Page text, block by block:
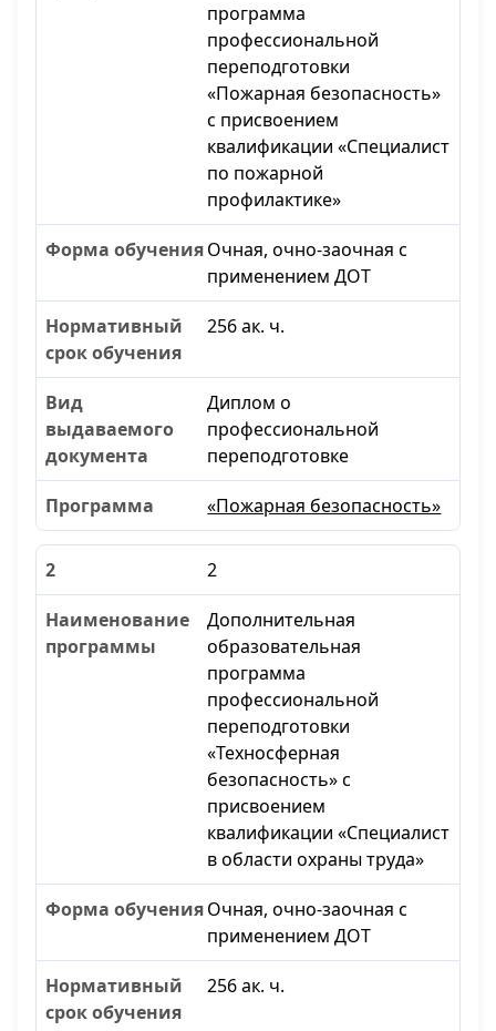
программа
профессиональной
переподготовки
«Пожарная безопасность»
с присвоением
квалификации «Специалист
по пожарной
профилактике»
Очная, очно-заочная с
применением ДОТ
256 ак. ч.
Диплом о
профессиональной
переподготовке
«Пожарная безопасность»
2
Дополнительная
образовательная
программа
профессиональной
переподготовки
«Техносферная
безопасность» с
присвоением
квалификации «Специалист
в области охраны труда»
Очная, очно-заочная с
применением ДОТ
256 ак. ч.